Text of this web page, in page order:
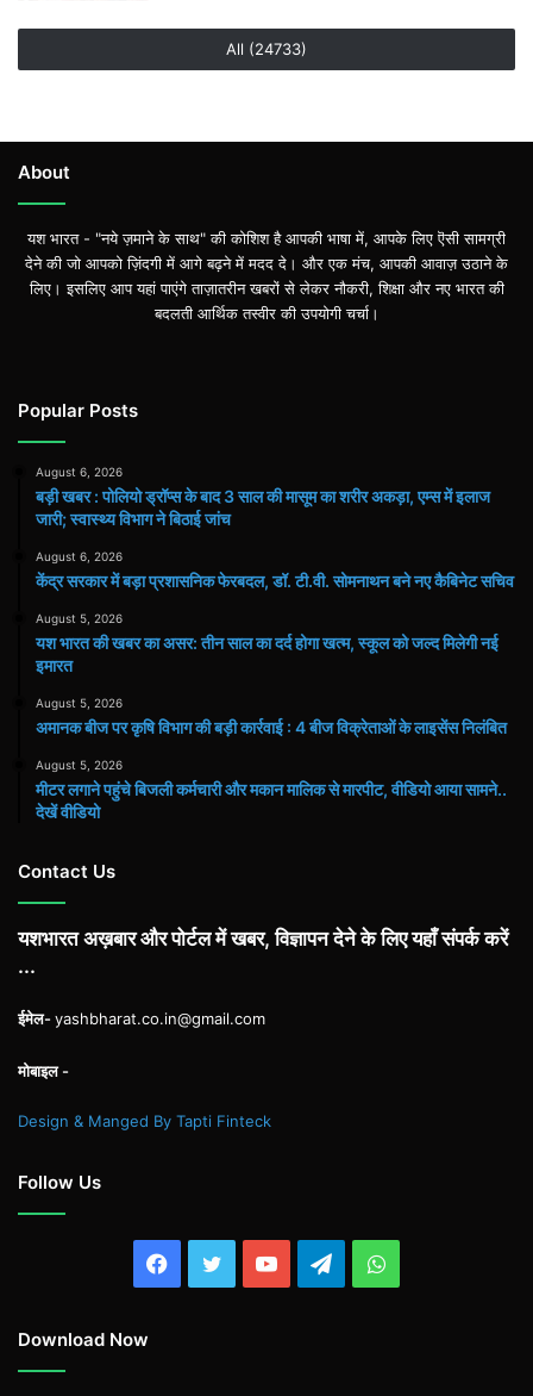
All (24733)
About
यश भारत - "नये ज़माने के साथ" की कोशिश है आपकी भाषा में, आपके लिए ऎसी सामग्री
देने की जो आपको ज़िंदगी में आगे बढ़ने में मदद दे। और एक मंच, आपकी आवाज़ उठाने के
लिए। इसलिए आप यहां पाएंगे ताज़ातरीन खबरों से लेकर नौकरी, शिक्षा और नए भारत की
बदलती आर्थिक तस्वीर की उपयोगी चर्चा।
Popular Posts
August 6, 2026
बड़ी खबर : पोलियो ड्रॉप्स के बाद 3 साल की मासूम का शरीर अकड़ा, एम्स में इलाज
जारी; स्वास्थ्य विभाग ने बिठाई जांच
August 6, 2026
केंद्र सरकार में बड़ा प्रशासनिक फेरबदल, डॉ. टी.वी. सोमनाथन बने नए कैबिनेट सचिव
August 5, 2026
यश भारत की खबर का असर: तीन साल का दर्द होगा खत्म, स्कूल को जल्द मिलेगी नई
इमारत
August 5, 2026
अमानक बीज पर कृषि विभाग की बड़ी कार्रवाई : 4 बीज विक्रेताओं के लाइसेंस निलंबित
August 5, 2026
मीटर लगाने पहुंचे बिजली कर्मचारी और मकान मालिक से मारपीट, वीडियो आया सामने..
देखें वीडियो
Contact Us
यशभारत अख़बार और पोर्टल में खबर, विज्ञापन देने के लिए यहाँ संपर्क करें
...
ईमेल-yashbharat.co.in@gmail.com
मोबाइल -
Design & Manged By Tapti Finteck
Follow Us
Facebook
TwitterYouTubeTelegramWhatsApp
Download Now